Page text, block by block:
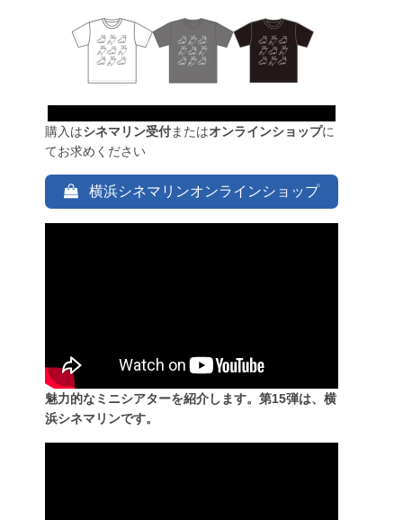
購入はシネマリン受付またはオンラインショップに
てお求めください
横浜シネマリンオンラインショップ
魅力的なミニシアターを紹介します。第15弾は、横
浜シネマリンです。